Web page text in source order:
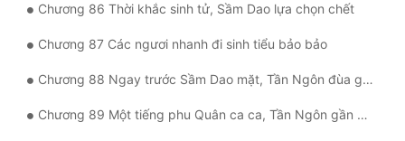
Chương 86 Thời khắc sinh tử, Sầm Dao lựa chọn chết
Chương 87 Các ngươi nhanh đi sinh tiểu bảo bảo
Chương 88 Ngay trước Sầm Dao mặt, Tần Ngôn đùa giỡn Quý Nguyệt Hàm. Vô liêm sỉ
Chương 89 Một tiếng phu Quân ca ca, Tần Ngôn gần sát qua đời.